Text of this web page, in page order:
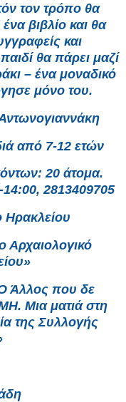
τον τρόπο θα
βιβλίο και θα
και
θα πάρει μαζί
– ένα μοναδικό
μόνο του.
από 7-12 ετών
20 άτομα.
2813409705
Ηρακλείου
Αρχαιολογικό
Άλλος που δε
Μια ματιά στη
της Συλλογής